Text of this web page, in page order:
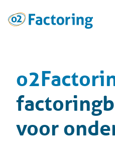
voor